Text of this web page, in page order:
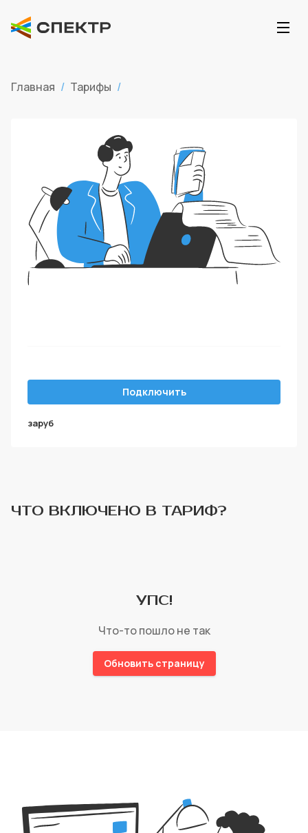
Главная / Тарифы /
Подключить
заруб
ЧТО ВКЛЮЧЕНО В ТАРИФ?
УПС!
Что-то пошло не так
Обновить страницу